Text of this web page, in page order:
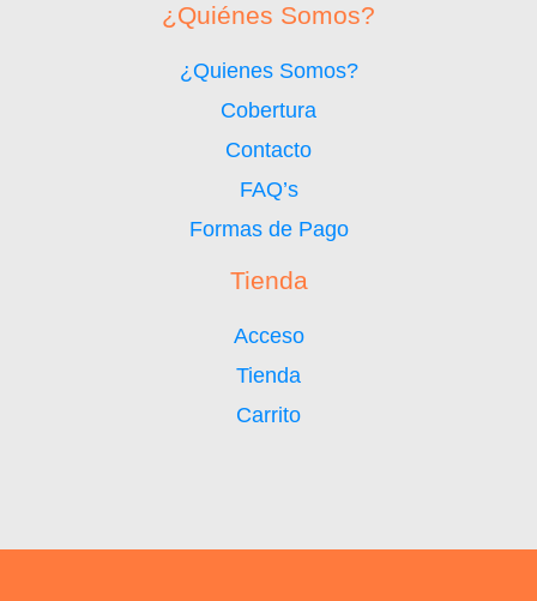
¿Quiénes Somos?
¿Quienes Somos?
Cobertura
Contacto
FAQ’s
Formas de Pago
Tienda
Acceso
Tienda
Carrito